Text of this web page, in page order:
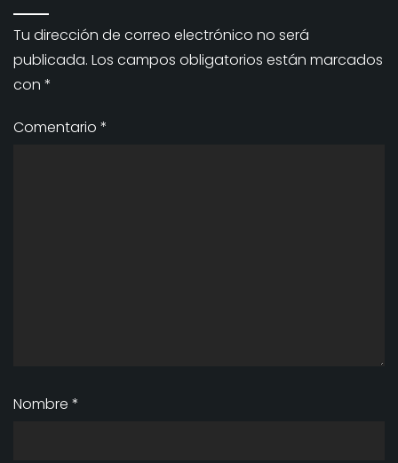
Tu dirección de correo electrónico no será
publicada. Los campos obligatorios están marcados
con *
Comentario *
Nombre *